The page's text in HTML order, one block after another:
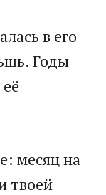
в его
Годы
месяц на
твоей